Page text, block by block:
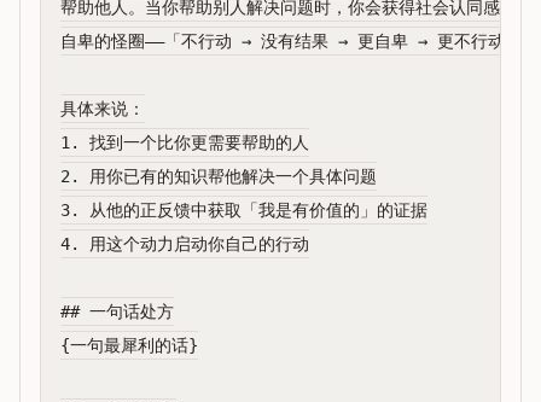
帮助他人。当你帮助别人解决问题时，你会获得社会认同感，
自卑的怪圈——「不行动 → 没有结果 → 更自卑 → 更不行动」——
具体来说：
1. 找到一个比你更需要帮助的人
2. 用你已有的知识帮他解决一个具体问题
3. 从他的正反馈中获取「我是有价值的」的证据
4. 用这个动力启动你自己的行动
## 一句话处方
{一句最犀利的话}